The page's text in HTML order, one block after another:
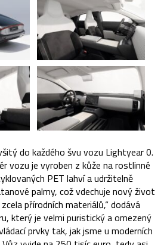
do každého švu vozu Lightyear 0.
vozu je vyroben z kůže na rostlinné
PET lahví a udržitelně
palmy, což vdechuje nový život
přírodních materiálů,“ dodává
který je velmi puristický a omezený
prvky tak, jak jsme u moderních